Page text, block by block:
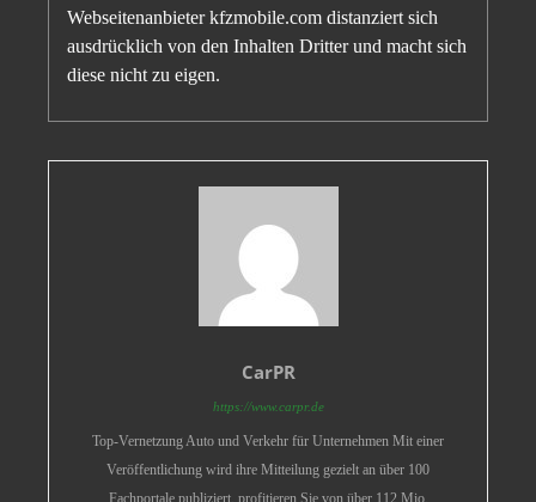
Webseitenanbieter kfzmobile.com distanziert sich
ausdrücklich von den Inhalten Dritter und macht sich
diese nicht zu eigen.
CarPR
https://www.carpr.de
Top-Vernetzung Auto und Verkehr für Unternehmen Mit einer
Veröffentlichung wird ihre Mitteilung gezielt an über 100
Fachportale publiziert, profitieren Sie von über 112 Mio.